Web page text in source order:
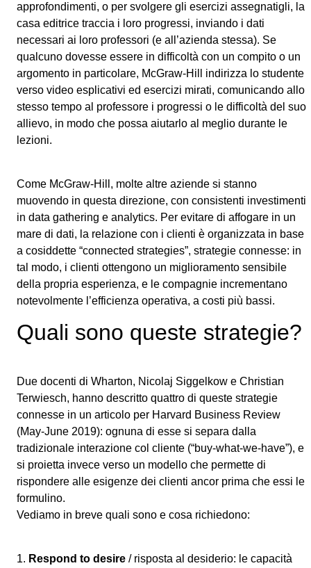
approfondimenti, o per svolgere gli esercizi assegnatigli, la
casa editrice traccia i loro progressi, inviando i dati
necessari ai loro professori (e all’azienda stessa). Se
qualcuno dovesse essere in difficoltà con un compito o un
argomento in particolare, McGraw-Hill indirizza lo studente
verso video esplicativi ed esercizi mirati, comunicando allo
stesso tempo al professore i progressi o le difficoltà del suo
allievo, in modo che possa aiutarlo al meglio durante le
lezioni.
Come McGraw-Hill, molte altre aziende si stanno
muovendo in questa direzione, con consistenti investimenti
in data gathering e analytics. Per evitare di affogare in un
mare di dati, la relazione con i clienti è organizzata in base
a cosiddette “connected strategies”, strategie connesse: in
tal modo, i clienti ottengono un miglioramento sensibile
della propria esperienza, e le compagnie incrementano
notevolmente l’efficienza operativa, a costi più bassi.
Quali sono queste strategie?
Due docenti di Wharton, Nicolaj Siggelkow e Christian
Terwiesch, hanno descritto quattro di queste strategie
connesse in un articolo per Harvard Business Review
(May-June 2019): ognuna di esse si separa dalla
tradizionale interazione col cliente (“buy-what-we-have”), e
si proietta invece verso un modello che permette di
rispondere alle esigenze dei clienti ancor prima che essi le
formulino.
Vediamo in breve quali sono e cosa richiedono:
1. Respond to desire / risposta al desiderio: le capacità